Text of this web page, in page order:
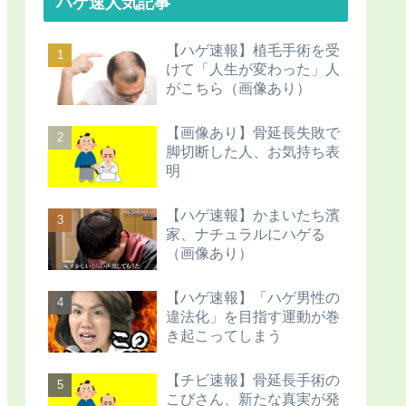
【ハゲ速報】植毛手術を受
けて「人生が変わった」人
がこちら（画像あり）
【画像あり】骨延長失敗で
脚切断した人、お気持ち表
明
【ハゲ速報】かまいたち濱
家、ナチュラルにハゲる
（画像あり）
【ハゲ速報】「ハゲ男性の
違法化」を目指す運動が巻
き起こってしまう
【チビ速報】骨延長手術の
こびさん、新たな真実が発